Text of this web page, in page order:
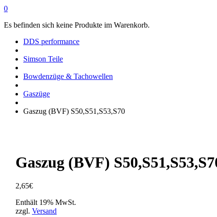
0
Es befinden sich keine Produkte im Warenkorb.
DDS performance
Simson Teile
Bowdenzüge & Tachowellen
Gaszüge
Gaszug (BVF) S50,S51,S53,S70
Gaszug (BVF)
2,65€
Enthält 19% MwSt.
zzgl. Versand